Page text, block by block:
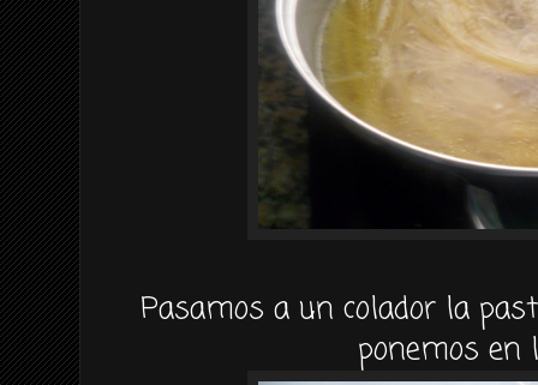
Pasamos a un colador la
ponemos en